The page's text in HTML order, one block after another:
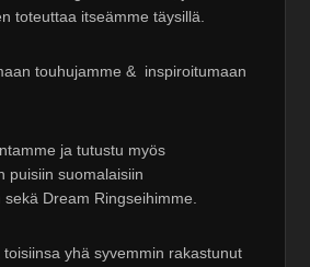
toteuttaa itseämme täysillä.
touhujamme & inspiroitumaan
ja tutustu myös
puisiin suomalaisiin
Dream Ringseihimme.
yhä syvemmin rakastunut